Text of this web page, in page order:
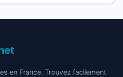
en France. Trouvez facilement